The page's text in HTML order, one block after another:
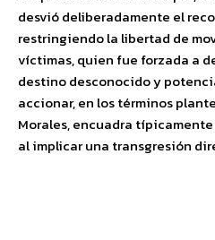
desvió deliberadamente el
restringiendo la libertad de
víctimas, quien fue forzada a
destino desconocido y
accionar, en los términos
Morales, encuadra
al implicar una transgresión